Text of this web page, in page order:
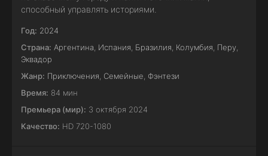
способный управлять историями.
Год: 2024
Страна: Аргентина Испания Бразилия Колумбия Перу
Эквадор
Жанр: Приключения Семейные Фэнтези
Время: 84 мин
Премьера (мир): 3 октября 2024
Качество: HD 720-1080